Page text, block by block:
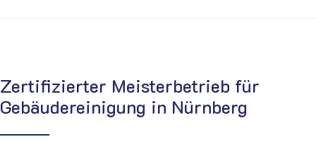
Zertifizierter Meisterbetrieb für
Gebäudereinigung in Nürnberg